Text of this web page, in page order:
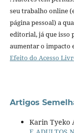
seu trabalho online
página pessoal) a
editorial, já que isso
aumentar o impacto
Efeito do Acesso
Artigos
Karin Tyeko